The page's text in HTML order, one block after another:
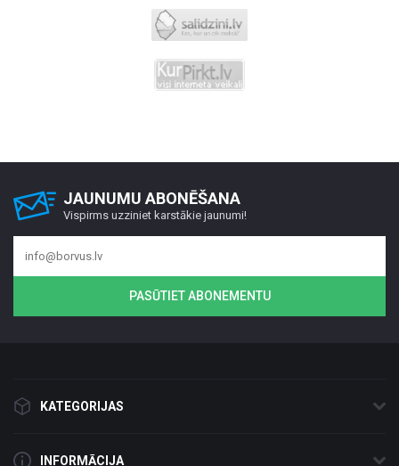
JAUNUMU ABONĒŠANA
Vispirms uzziniet karstākie jaunumi!
PASŪTIET ABONEMENTU
KATEGORIJAS
INFORMĀCIJA